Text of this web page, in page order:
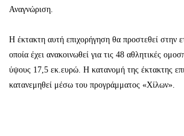
Αναγνώριση.
Η έκτακτη αυτή επιχορήγηση θα προστεθεί στην
οποία έχει ανακοινωθεί για τις 48 αθλητικές
ύψους 17,5 εκ.ευρώ. Η κατανομή της έκτακτης
κατανεμηθεί μέσω του προγράμματος «Χίλων».